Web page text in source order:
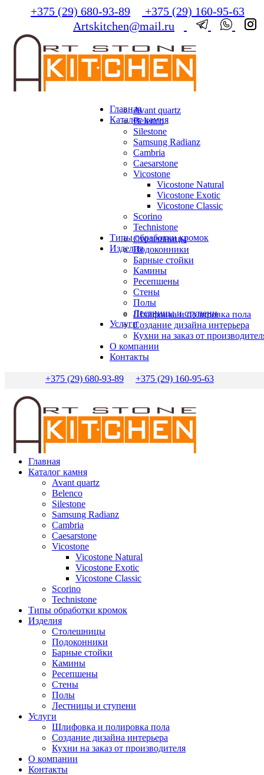
+375 (29) 680-93-89
+375 (29) 160-95-63
Artskitchen@mail.ru
Главная
Каталог камня
Avant quartz
Belenco
Silestone
Samsung Radianz
Сambria
Сaesarstone
Vicostone
Vicostone Natural
Vicostone Exotic
Vicostone Classic
Scorino
Technistone
Типы обработки кромок
Изделия
Столешницы
Подоконники
Барные стойки
Камины
Ресепшены
Стены
Полы
Лестницы и ступени
Услуги
Шлифовка и полировка пола
Создание дизайна интерьера
Кухни на заказ от
О компании
Контакты
+375 (29) 680-93-89 +375 (29) 160-95-63
Главная
Каталог камня
Avant quartz
Belenco
Silestone
Samsung Radianz
Сambria
Сaesarstone
Vicostone
Vicostone Natural
Vicostone Exotic
Vicostone Classic
Scorino
Technistone
Типы обработки кромок
Изделия
Столешницы
Подоконники
Барные стойки
Камины
Ресепшены
Стены
Полы
Лестницы и ступени
Услуги
Шлифовка и полировка пола
Создание дизайна интерьера
Кухни на заказ от производителя
О компании
Контакты